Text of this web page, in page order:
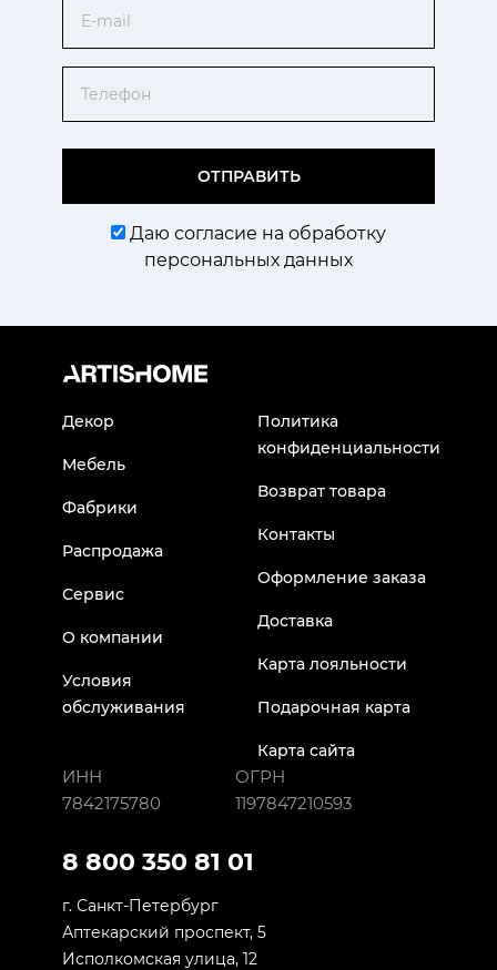
ОТПРАВИТЬ
Даю согласие на обработку
персональных данных
Декор
Мебель
Фабрики
Распродажа
Сервис
О компании
Условия
обслуживания
Политика
конфиденциальности
Возврат товара
Контакты
Оформление заказа
Доставка
Карта лояльности
Подарочная карта
Карта сайта
ИНН
7842175780
ОГРН
1197847210593
8 800 350 81 01
г. Санкт-Петербург
Аптекарский проспект, 5
Исполкомская улица, 12